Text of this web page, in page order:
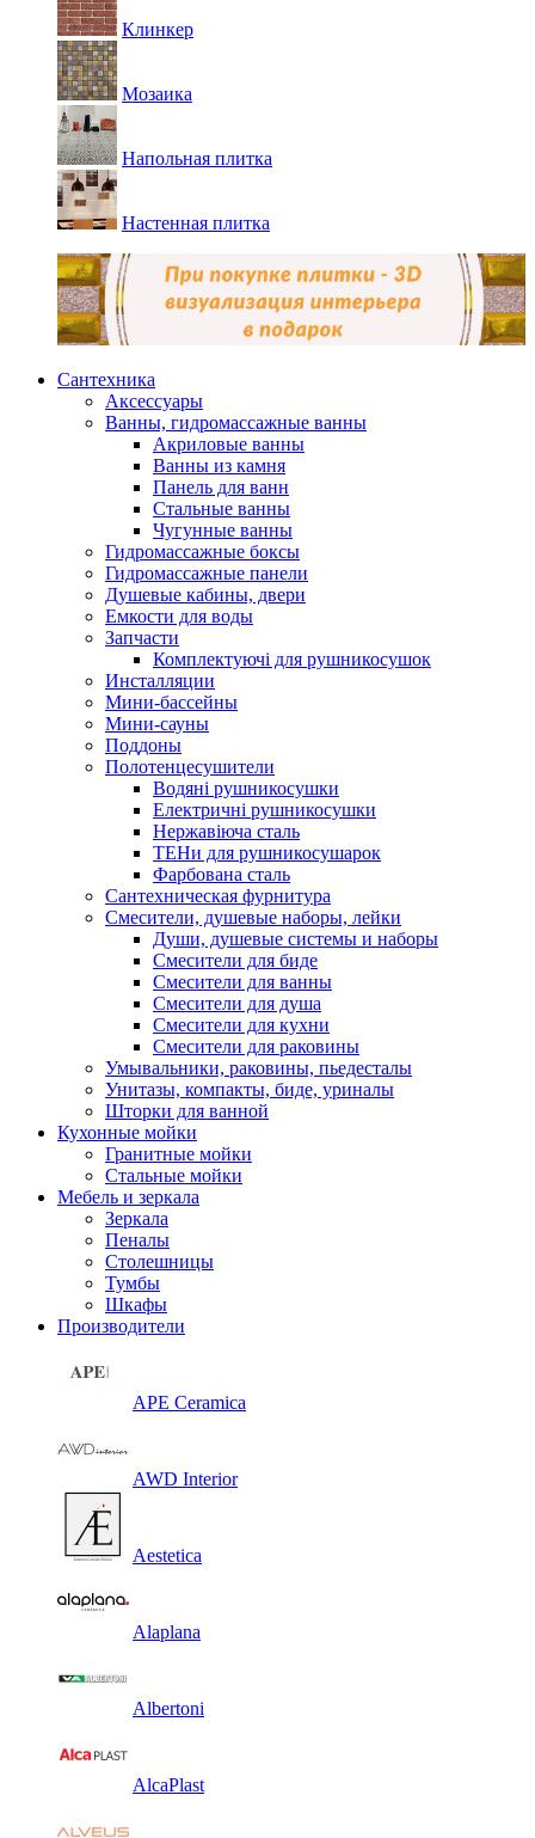
Клинкер
Мозаика
Напольная плитка
Настенная плитка
Сантехника
Аксессуары
Ванны, гидромассажные ванны
Акриловые ванны
Ванны из камня
Панель для ванн
Стальные ванны
Чугунные ванны
Гидромассажные боксы
Гидромассажные панели
Душевые кабины, двери
Емкости для воды
Запчасти
Комплектуючі для рушникосушок
Инсталляции
Мини-бассейны
Мини-сауны
Поддоны
Полотенцесушители
Водяні рушникосушки
Електричні рушникосушки
Нержавіюча сталь
ТЕНи для рушникосушарок
Фарбована сталь
Сантехническая фурнитура
Смесители, душевые наборы, лейки
Души, душевые системы и наборы
Смесители для биде
Смесители для ванны
Смесители для душа
Смесители для кухни
Смесители для раковины
Умывальники, раковины, пьедесталы
Унитазы, компакты, биде, уриналы
Шторки для ванной
Кухонные мойки
Гранитные мойки
Стальные мойки
Мебель и зеркала
Зеркала
Пеналы
Столешницы
Тумбы
Шкафы
Производители
APE Ceramica
AWD Interior
Aestetica
Alaplana
Albertoni
AlcaPlast